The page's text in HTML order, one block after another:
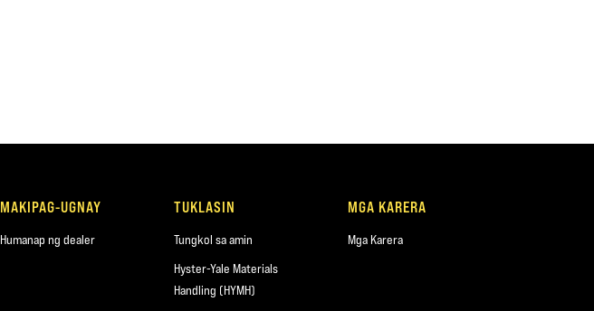
MAKIPAG-UGNAY
Humanap ng dealer
TUKLASIN
Tungkol sa amin
Hyster-Yale Materials
Handling (HYMH)
MGA KARERA
Mga Karera